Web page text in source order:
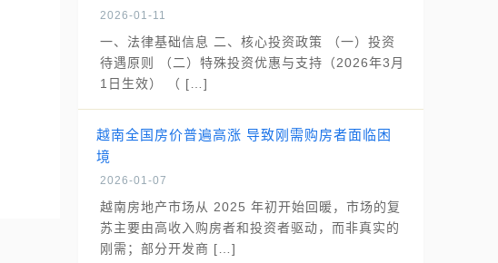
2026-01-11
一、法律基础信息 二、核心投资政策 （一）投资
待遇原则 （二）特殊投资优惠与支持（2026年3月
1日生效） （ […]
越南全国房价普遍高涨 导致刚需购房者面临困
境
2026-01-07
越南房地产市场从 2025 年初开始回暖，市场的复
苏主要由高收入购房者和投资者驱动，而非真实的
刚需；部分开发商 […]